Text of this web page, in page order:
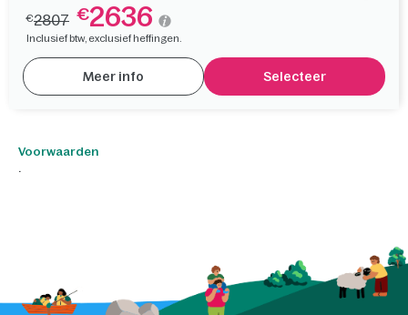
€2807 €2636
Inclusief btw, exclusief heffingen.
Meer info Selecteer
Voorwaarden
.